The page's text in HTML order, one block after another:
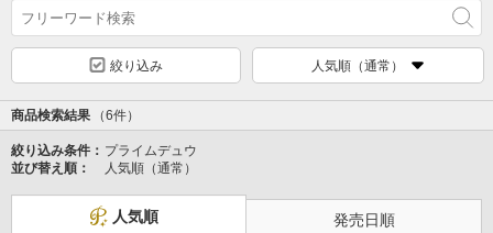
絞り込み 人気順（通常）
商品検索結果 （6件）
絞り込み条件： プライムデュウ
並び替え順：
人気順（通常）
人気順 発売日順